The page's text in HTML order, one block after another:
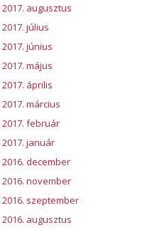
2017. augusztus
2017. július
2017. június
2017. május
2017. április
2017. március
2017. február
2017. január
2016. december
2016. november
2016. szeptember
2016. augusztus